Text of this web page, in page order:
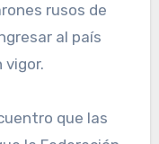
rusos de
al país
vigor.
que las